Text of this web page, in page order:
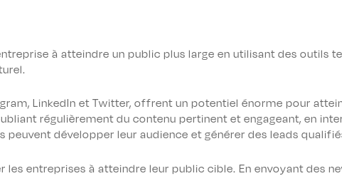
à atteindre un public plus large en utilisant des outils
LinkedIn et Twitter, offrent un potentiel énorme pour
régulièrement du contenu pertinent et engageant, en
développer leur audience et générer des leads
entreprises à atteindre leur public cible. En envoyant des